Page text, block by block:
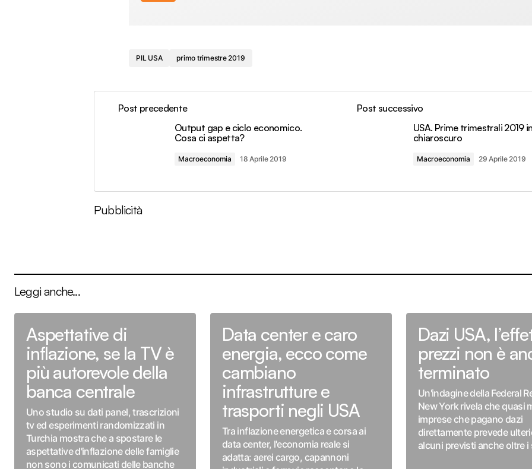
PIL USA primo trimestre 2019
Post precedente
Output gap e ciclo economico.
Cosa ci aspetta?
Macroeconomia 18 Aprile 2019
Post successivo
USA. Prime trimestrali 2019
chiaroscuro
Macroeconomia 29 Aprile 2019
Pubblicità
Leggi anche...
Aspettative di
inflazione, se la TV è
più autorevole della
banca centrale
Uno studio su dati panel, trascrizioni
tv ed esperimenti randomizzati in
Turchia mostra che a spostare le
aspettative d'inflazione delle famiglie
non sono i comunicati delle banche
Data center e caro
energia, ecco come
cambiano
infrastrutture e
trasporti negli USA
Tra inflazione energetica e corsa ai
data center, l'economia reale si
adatta: aerei cargo, capannoni
Dazi USA,
prezzi non è
terminato
Un'indagine della Federal
New York rivela che quasi
imprese che pagano dazi
direttamente prevede
alcuni previsti anche oltre i